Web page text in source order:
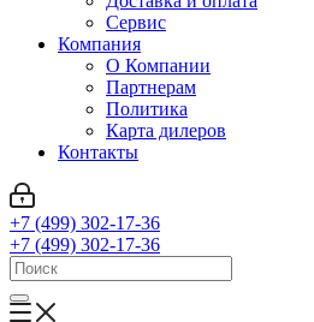
Сервис
Компания
О Компании
Партнерам
Политика
Карта дилеров
Контакты
+7 (499) 302-17-36
+7 (499) 302-17-36